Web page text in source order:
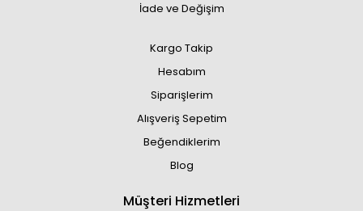
İade ve Değişim
Kargo Takip
Hesabım
Siparişlerim
Alışveriş Sepetim
Beğendiklerim
Blog
Müşteri Hizmetleri